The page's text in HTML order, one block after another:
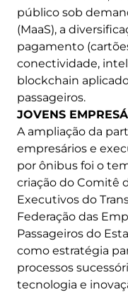
público sob
(MaaS), a
pagamento
conectividade,
blockchain
passageiros.
JOVENS
A ampliação da
empresários e
por ônibus foi o
criação do Comitê
Executivos do
Federação das
Passageiros do
como estratégia
processos
tecnologia e